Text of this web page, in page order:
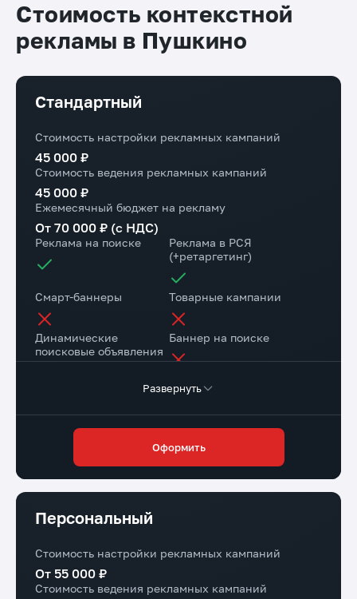
Стоимость контекстной
рекламы в Пушкино
Стандартный
Стоимость настройки рекламных кампаний
45 000 ₽
Стоимость ведения рекламных кампаний
45 000 ₽
Ежемесячный бюджет на рекламу
От 70 000 ₽ (с НДС)
Реклама на поиске
Реклама в РСЯ
(+ретаргетинг)
Смарт-баннеры Товарные кампании
Динамические
поисковые объявления
Баннер на поиске
Коллтрекинг в подарок
Повышение конверсии сайта
Через рекомендации
Доступ в личный
кабинет клиента
Маркировка рекламы
Развернуть
Оформить
Персональный
Стоимость настройки рекламных кампаний
От 55 000 ₽
Стоимость ведения рекламных кампаний